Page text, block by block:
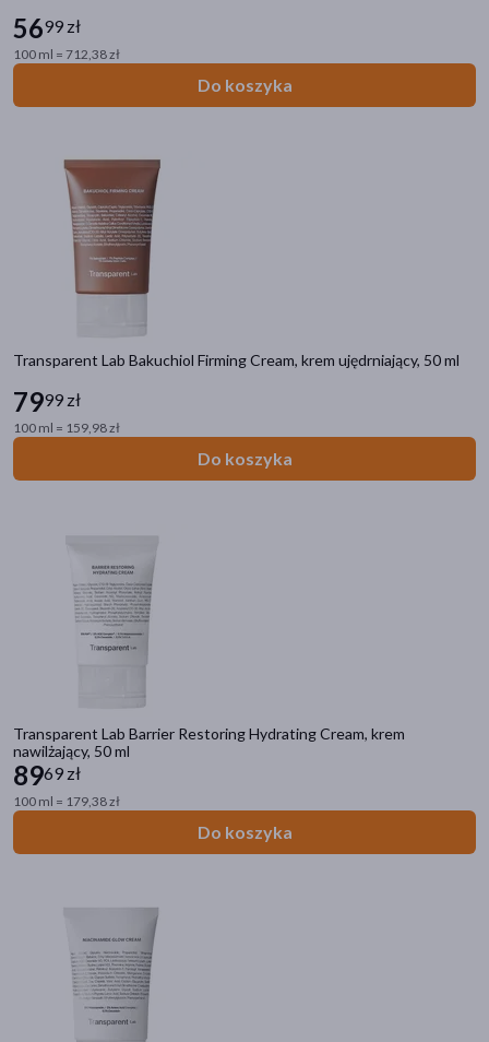
5699 zł
100 ml = 712,38 zł
Do koszyka
Transparent Lab Bakuchiol Firming Cream, krem ujędrniający, 50 ml
7999 zł
100 ml = 159,98 zł
Do koszyka
Transparent Lab Barrier Restoring Hydrating Cream, krem
nawilżający, 50 ml
8969 zł
100 ml = 179,38 zł
Do koszyka